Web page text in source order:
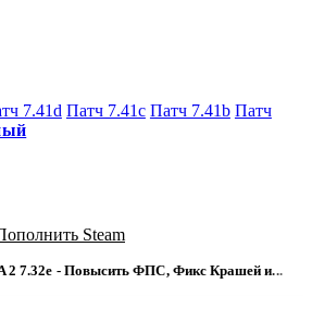
7.41d Патч 7.41c Патч 7.41b Патч
Steam
2 7.32e - Повысить ФПС, Фикс Крашей и...